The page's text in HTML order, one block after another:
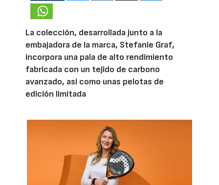
La colección, desarrollada junto a la
embajadora de la marca, Stefanie Graf,
incorpora una pala de alto rendimiento
fabricada con un tejido de carbono
avanzado, así como unas pelotas de
edición limitada